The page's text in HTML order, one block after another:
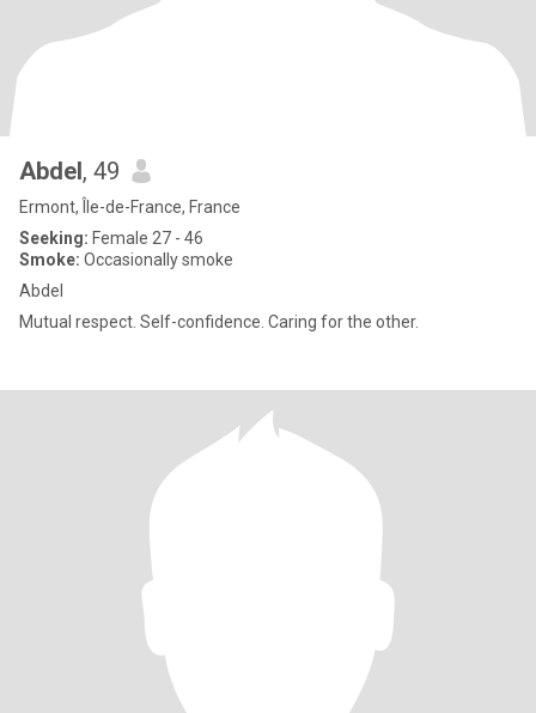
Abdel, 49
Ermont, Île-de-France, France
Seeking: Female 27 - 46
Smoke: Occasionally smoke
Abdel
Mutual respect. Self-confidence. Caring for the other.